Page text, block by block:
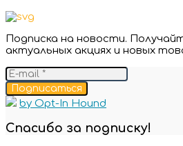
Подписка на новости.
актуальных акциях и новых
Подписаться
by Opt-In Hound
Спасибо за подписку!